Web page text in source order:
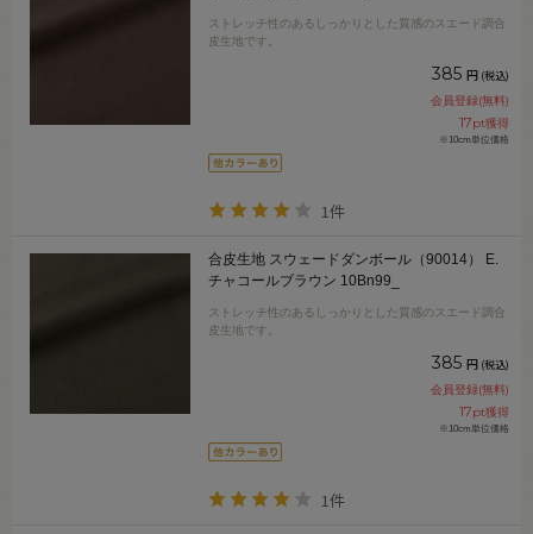
ストレッチ性のあるしっかりとした質感のスエード調合
皮生地です。
385 円 (税込)
会員登録(無料)
17pt獲得
※10cm単位価格
1件
合皮生地 スウェードダンボール（90014） E.
チャコールブラウン 10Bn99_
ストレッチ性のあるしっかりとした質感のスエード調合
皮生地です。
385 円 (税込)
会員登録(無料)
17pt獲得
※10cm単位価格
1件